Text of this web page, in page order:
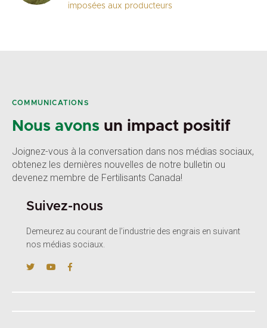
imposées aux producteurs
COMMUNICATIONS
Nous avons un impact positif
Joignez-vous à la conversation dans nos médias sociaux,
obtenez les dernières nouvelles de notre bulletin ou
devenez membre de Fertilisants Canada!
Suivez-nous
Demeurez au courant de l’industrie des engrais en suivant
nos médias sociaux.